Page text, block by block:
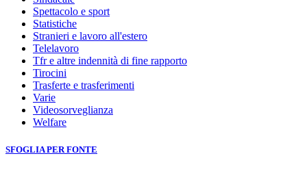
Spettacolo e sport
Statistiche
Stranieri e lavoro all'estero
Telelavoro
Tfr e altre indennità di fine rapporto
Tirocini
Trasferte e trasferimenti
Varie
Videosorveglianza
Welfare
SFOGLIA PER FONTE